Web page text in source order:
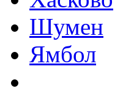
Шумен
Ямбол